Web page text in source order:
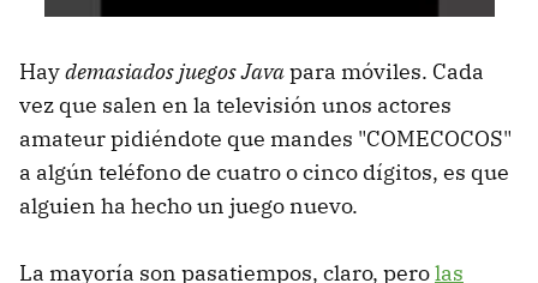
Haydemasiados juegos Javapara móviles. Cada
vez que salen en la televisión unos actores
amateur pidiéndote que mandes "COMECOCOS"
a algún teléfono de cuatro o cinco dígitos, es que
alguien ha hecho un juego nuevo.
La mayoría son pasatiempos, claro, perolas